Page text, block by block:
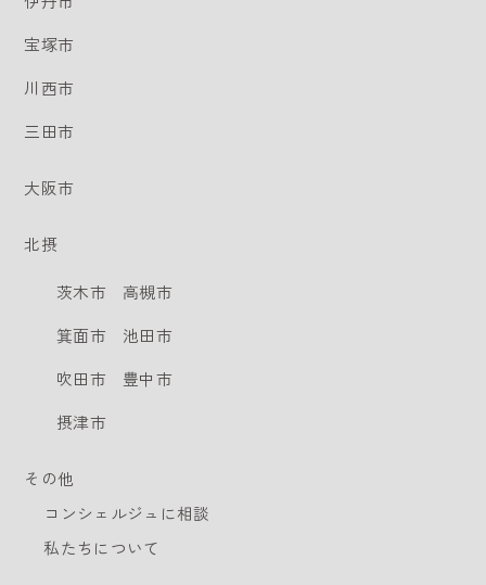
宝塚市
川西市
三田市
大阪市
北摂
茨木市
高槻市
箕面市
池田市
吹田市
豊中市
摂津市
その他
コンシェルジュに相談
私たちについて